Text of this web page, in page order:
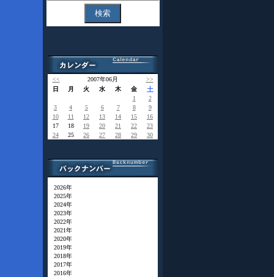
<< 2007年06月
>>
日
月 火 水 木 金 土
1
2
3
4 5 6 7 8
9
10
11 12 13 14 15
16
17
18 19 20 21 22
23
24
25 26 27 28 29 30
2026年
2025年
2024年
2023年
2022年
2021年
2020年
2019年
2018年
2017年
2016年